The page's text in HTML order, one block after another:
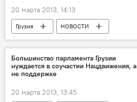
20 марта 2013, 14:13
Грузия НОВОСТИ
Большинство парламента Грузии
нуждается в соучастии Нацдвижения, а
не поддержке
20 марта 2013, 13:45